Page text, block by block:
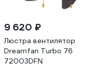
9 620 ₽
Люстра вентилятор
Dreamfan Turbo 76
72003DFN